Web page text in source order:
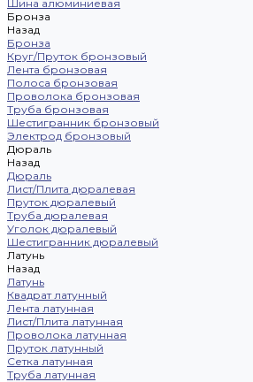
Шина алюминиевая
Бронза
Назад
Бронза
Круг/Пруток бронзовый
Лента бронзовая
Полоса бронзовая
Проволока бронзовая
Труба бронзовая
Шестигранник бронзовый
Электрод бронзовый
Дюраль
Назад
Дюраль
Лист/Плита дюралевая
Пруток дюралевый
Труба дюралевая
Уголок дюралевый
Шестигранник дюралевый
Латунь
Назад
Латунь
Квадрат латунный
Лента латунная
Лист/Плита латунная
Проволока латунная
Пруток латунный
Сетка латунная
Труба латунная